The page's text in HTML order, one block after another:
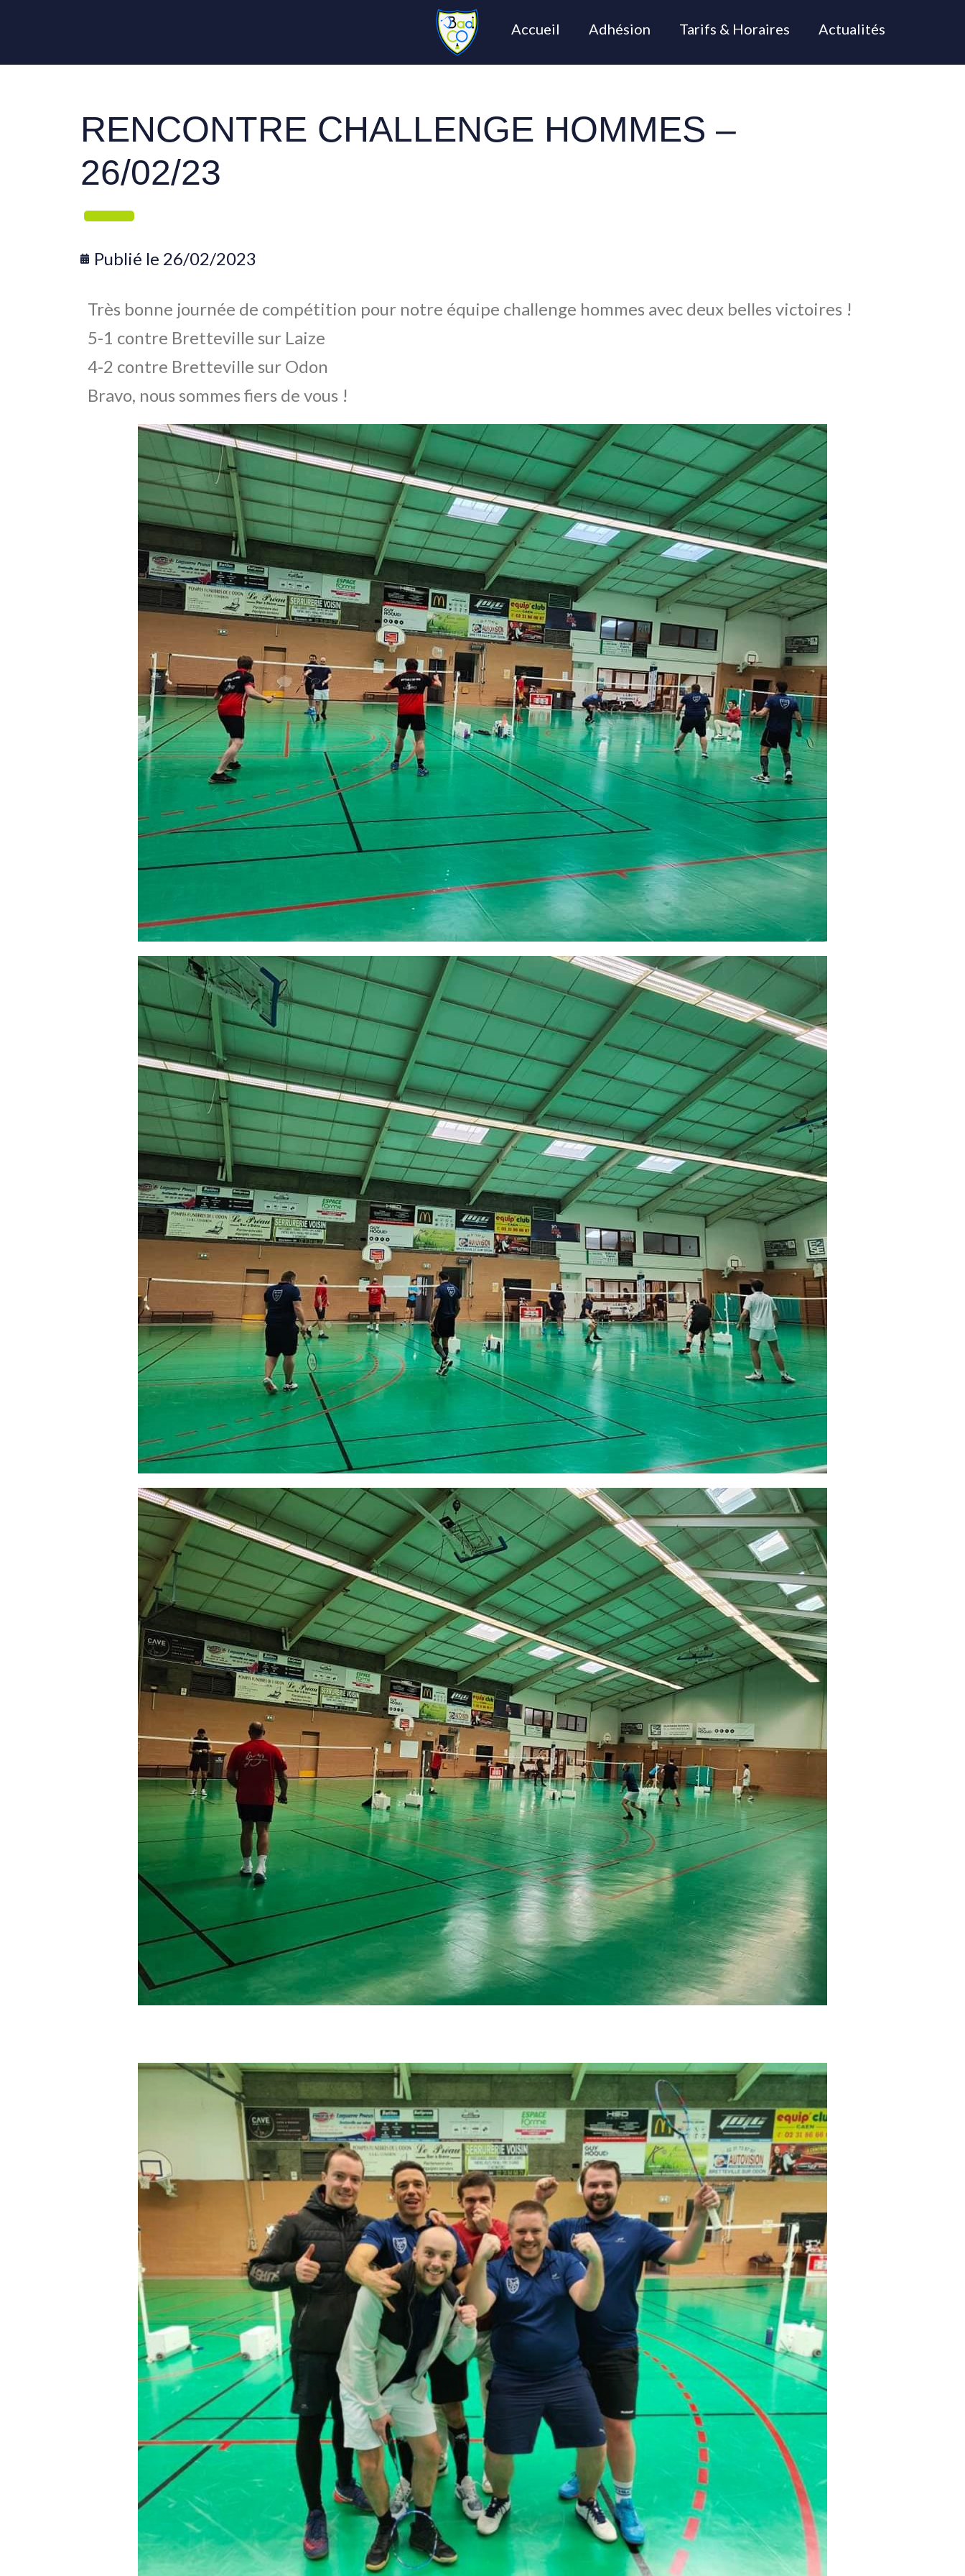
Accueil Adhésion Tarifs & Horaires Actualités
RENCONTRE CHALLENGE HOMMES –
26/02/23
Publié le 26/02/2023
Très bonne journée de compétition pour notre équipe challenge hommes avec deux belles victoires !
5-1 contre Bretteville sur Laize
4-2 contre Bretteville sur Odon
Bravo, nous sommes fiers de vous !